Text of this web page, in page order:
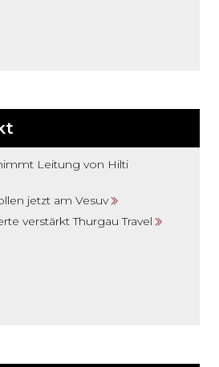
Leitung von Hilti
jetzt am Vesuv
verstärkt Thurgau Travel